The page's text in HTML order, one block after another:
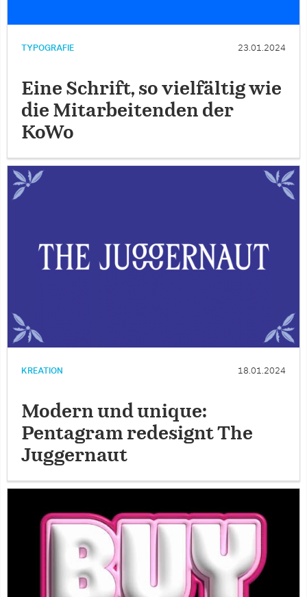
TYPOGRAFIE 23.01.2024
Eine Schrift, so vielfältig wie
die Mitarbeitenden der
KoWo
KREATION 18.01.2024
Modern und unique:
Pentagram redesignt The
Juggernaut